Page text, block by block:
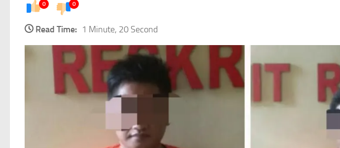
0 0
Read Time: 1 Minute, 20 Second